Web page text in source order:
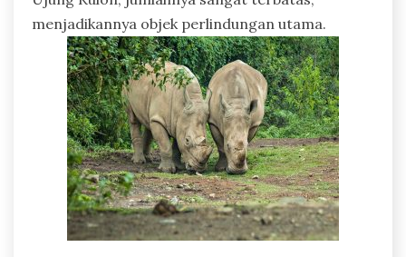
menjadikannya objek perlindungan utama.